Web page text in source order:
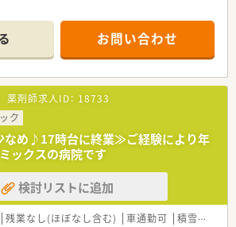
らしい外観の耳鼻科クリニックが隣接しており
輪場や大型の複合商業施設などがあります。
≫
箋枚数は約60～70枚。
方箋をメインに応需しています。
常時2名体制です。
イント ≫
＋人数が厚いため有給休暇取得率も高く、メリ
務ができます。
方でも、わからない事などは社長やメンバーに
る環境ですので安心です。
お問い合わせ
薬剤師求人ID： 18733
ク
なめ♪17時台に終業≫ご経験により年
ックスの病院です
検討リストに追加
残業なし(ほぼなし含む) 車通勤可 積雪なし